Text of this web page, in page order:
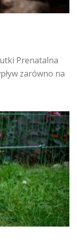
Prenatalna
zarówno na